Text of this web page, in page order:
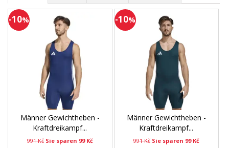
-10%
Männer Gewichtheben -
Kraftdreikampf...
991 Kč Sie sparen 99 Kč
-10%
Männer Gewichtheben -
Kraftdreikampf...
991 Kč Sie sparen 99 Kč